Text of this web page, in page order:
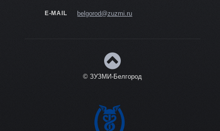
E-MAIL belgorod@zuzmi.ru
© ЗУЗМИ-Белгород